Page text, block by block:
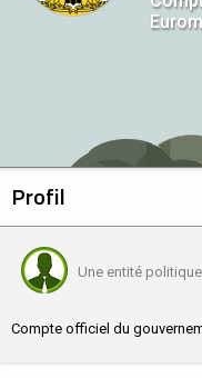
Profil
Une entité
Compte officiel du